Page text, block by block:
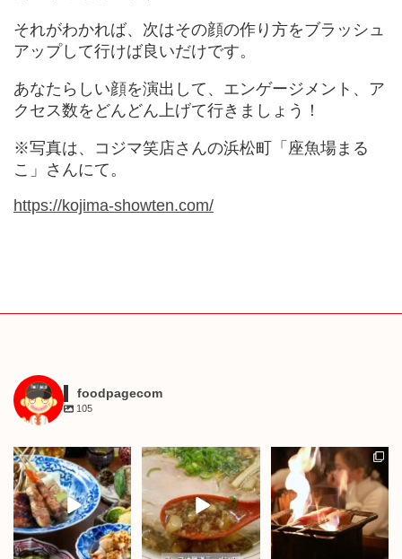
それがわかれば、次はその顔の作り方をブラッシュ
アップして行けば良いだけです。
あなたらしい顔を演出して、エンゲージメント、ア
クセス数をどんどん上げて行きましょう！
※写真は、コジマ笑店さんの浜松町「座魚場まる
こ」さんにて。
https://kojima-showten.com/
foodpagecom
105